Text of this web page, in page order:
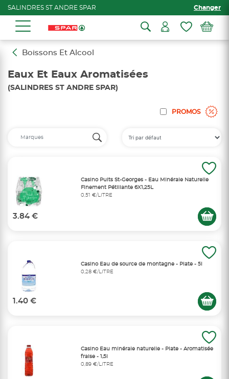
SALINDRES ST ANDRE SPAR Changer
Boissons Et Alcool
Eaux Et Eaux Aromatisées
(SALINDRES ST ANDRE SPAR)
PROMOS
Casino Puits St-Georges - Eau Minérale Naturelle
Finement Pétillante 6X1,25L
0,51 €/LITRE
3.84 €
Casino Eau de source de montagne - Plate - 5l
0,28 €/LITRE
1.40 €
Casino Eau minérale naturelle - Plate - Aromatisée
fraise - 1,5l
0,89 €/LITRE